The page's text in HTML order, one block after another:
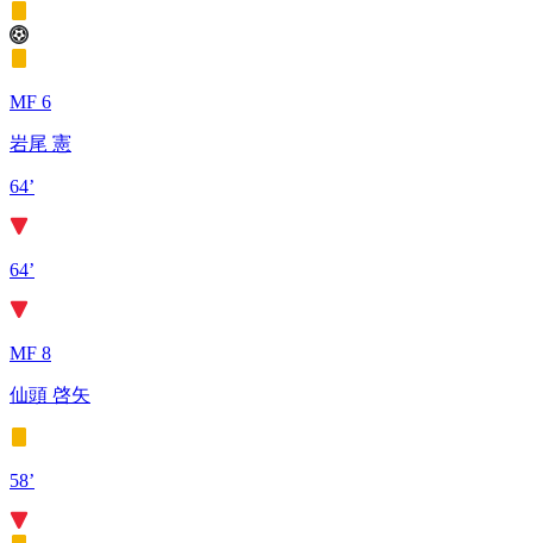
MF 6
岩尾 憲
64’
64’
MF 8
仙頭 啓矢
58’